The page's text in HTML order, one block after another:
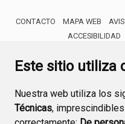
Este sitio utiliza
Nuestra web utiliza los
Técnicas,
CONTACTO MAPA WEB
ACCESIBILIDAD